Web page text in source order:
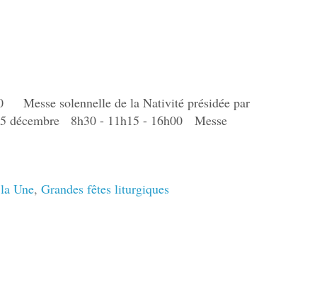
solennelle de la Nativité présidée par
décembre 8h30 - 11h15 - 16h00 Messe
Une, Grandes fêtes liturgiques